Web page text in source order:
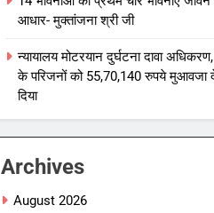
आधार- मुक्तांजना श्री जी
न्यायालय मोटरयान दुर्घटना दावा
के परिजनों को 55,70,140 रुपये मुआवजा
दिया
Archives
August 2026